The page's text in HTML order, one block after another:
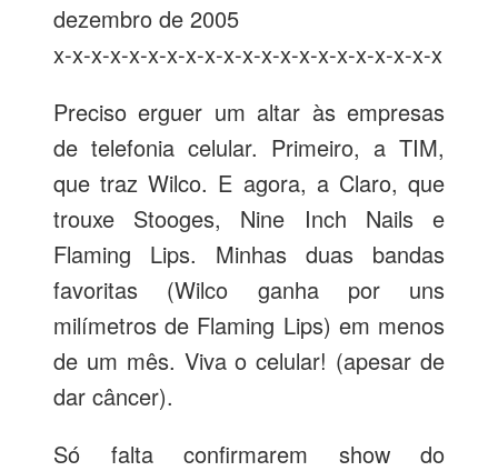
dezembro de 2005
x-x-x-x-x-x-x-x-x-x-x-x-x-x-x-x-x-x-x-x-x
Preciso erguer um altar às empresas
de telefonia celular. Primeiro, a TIM,
que traz Wilco. E agora, a Claro, que
trouxe Stooges, Nine Inch Nails e
Flaming Lips. Minhas duas bandas
favoritas (Wilco ganha por uns
milímetros de Flaming Lips) em menos
de um mês. Viva o celular! (apesar de
dar câncer).
Só falta confirmarem show do